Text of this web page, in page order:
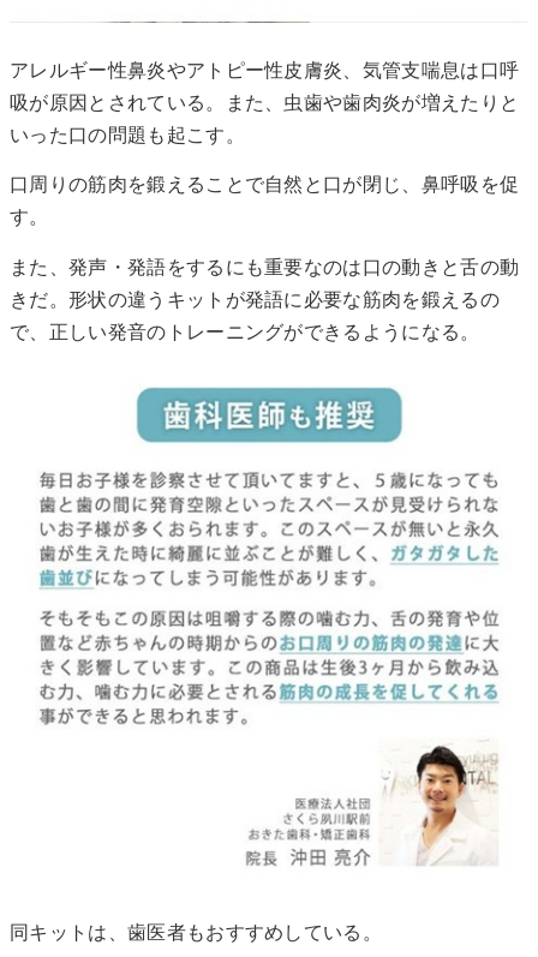
アレルギー性鼻炎やアトピー性皮膚炎、気管支喘息は口呼
吸が原因とされている。また、虫歯や歯肉炎が増えたりと
いった口の問題も起こす。
口周りの筋肉を鍛えることで自然と口が閉じ、鼻呼吸を促
す。
また、発声・発語をするにも重要なのは口の動きと舌の動
きだ。形状の違うキットが発語に必要な筋肉を鍛えるの
で、正しい発音のトレーニングができるようになる。
同キットは、歯医者もおすすめしている。